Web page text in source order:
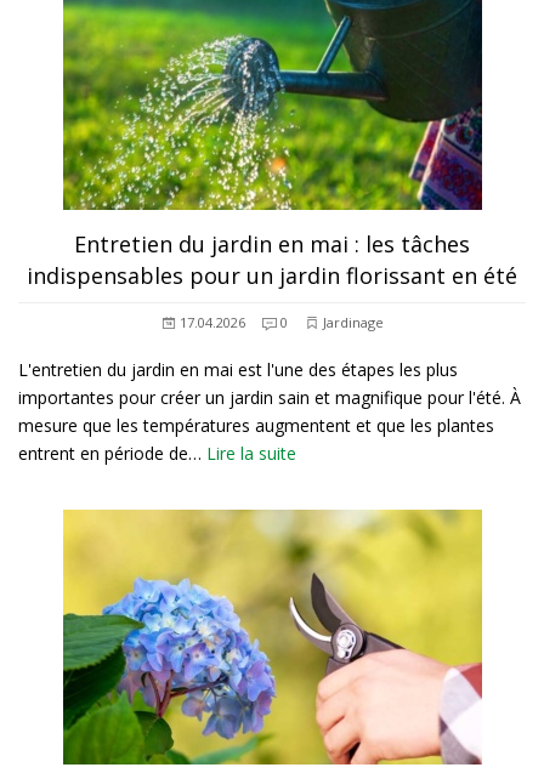
Entretien du jardin en mai : les tâches
indispensables pour un jardin florissant en été
17.04.2026 0 Jardinage
L'entretien du jardin en mai est l'une des étapes les plus
importantes pour créer un jardin sain et magnifique pour l'été. À
mesure que les températures augmentent et que les plantes
entrent en période de… Lire la suite